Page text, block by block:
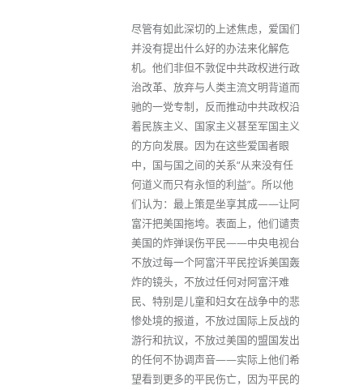
尽管有如此深切的上述焦虑，爱国们
并没有提出什么好的办法来化解危
机。他们非但不敦促中共政权进行政
治改革、放弃与人类主流文明背道而
驰的一党专制，反而推动中共政权沿
着民族主义、国家主义甚至军国主义
的方向发展。因为在这些爱国者眼
中，国与国之间的关系“从来没有任
何道义而只有永恒的利益”。所以他
们认为：最上策是坐享其成——让阿
富汗把美国拖垮。表面上，他们谴责
美国的炸弹误伤平民——中央电视台
不放过每一个阿富汗平民控诉美国轰
炸的镜头，不放过任何对阿富汗难
民、特别是儿童和妇女在战争中的悲
惨处境的报道，不放过国际上反战的
游行和抗议，不放过美国的盟国发出
的任何不协调声音——实际上他们希
望看到更多的平民伤亡，因为平民的